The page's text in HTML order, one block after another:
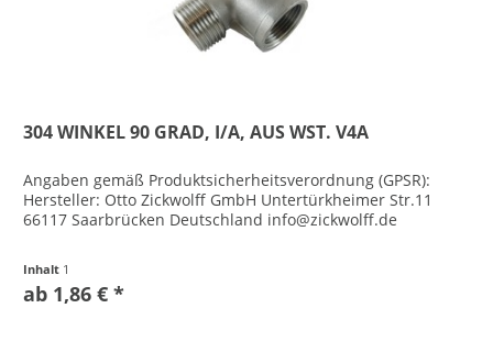
304 WINKEL 90 GRAD, I/A, AUS WST. V4A
Angaben gemäß Produktsicherheitsverordnung (GPSR):
Hersteller: Otto Zickwolff GmbH Untertürkheimer Str.11
66117 Saarbrücken Deutschland info@zickwolff.de
Inhalt 1
ab 1,86 € *